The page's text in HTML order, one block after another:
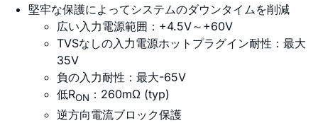
堅牢な保護によってシステムのダウンタイムを削減
広い入力電源範囲：+4.5V～+60V
TVSなしの入力電源ホットプラグイン耐性：最大
35V
負の入力耐性：最大-65V
低RON ：260mΩ (typ)
逆方向電流ブロック保護